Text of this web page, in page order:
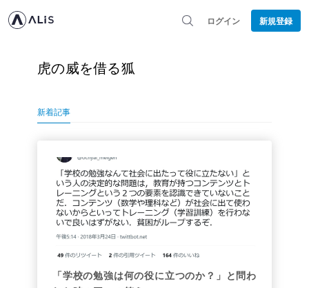
ログイン 新規登録
虎の威を借る狐
新着記事
「学校の勉強は何の役に立つのか？」と問わ